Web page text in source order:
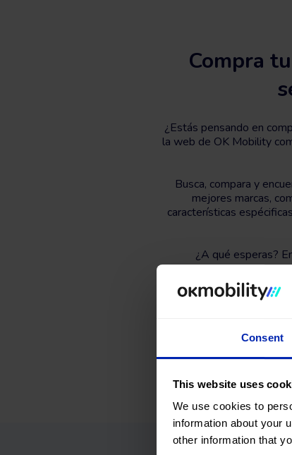
Consent
This website uses
We use cookies to
information about your
other information that
Compra
¿Estás pensando en
la web de OK Mobility
Busca, compara y
mejores marcas,
características
¿A qué esperas?